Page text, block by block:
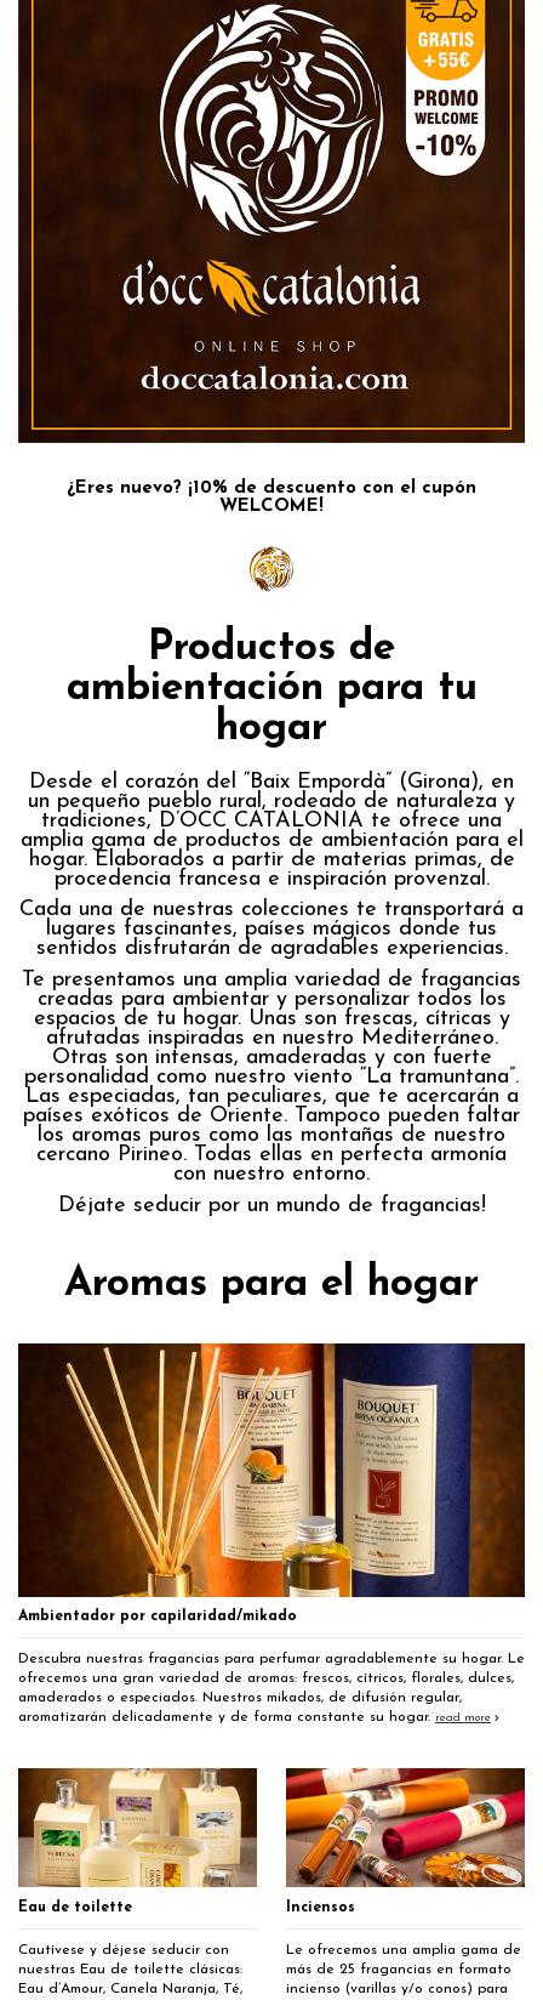
¿Eres nuevo? ¡10% de descuento con el cupón
WELCOME!
Productos de
ambientación para tu
hogar
Desde el corazón del “Baix Empordà” (Girona), en
un pequeño pueblo rural, rodeado de naturaleza y
tradiciones, D’OCC CATALONIA te ofrece una
amplia gama de productos de ambientación para el
hogar. Elaborados a partir de materias primas, de
procedencia francesa e inspiración provenzal.
Cada una de nuestras colecciones te transportará a
lugares fascinantes, países mágicos donde tus
sentidos disfrutarán de agradables experiencias.
Te presentamos una amplia variedad de fragancias
creadas para ambientar y personalizar todos los
espacios de tu hogar. Unas son frescas, cítricas y
afrutadas inspiradas en nuestro Mediterráneo.
Otras son intensas, amaderadas y con fuerte
personalidad como nuestro viento “La tramuntana”.
Las especiadas, tan peculiares, que te acercarán a
países exóticos de Oriente. Tampoco pueden faltar
los aromas puros como las montañas de nuestro
cercano Pirineo. Todas ellas en perfecta armonía
con nuestro entorno.
Déjate seducir por un mundo de fragancias!
Aromas para el hogar
Ambientador por capilaridad/mikado
Descubra nuestras fragancias para perfumar agradablemente su hogar. Le
ofrecemos una gran variedad de aromas: frescos, cítricos, florales, dulces,
amaderados o especiados. Nuestros mikados, de difusión regular,
aromatizarán delicadamente y de forma constante su hogar. read more
Eau de toilette
Cautívese y déjese seducir con
nuestras Eau de toilette clásicas:
Eau d’Amour, Canela Naranja, Té,
Inciensos
Le ofrecemos una amplia gama de
más de 25 fragancias en formato
incienso (varillas y/o conos) para